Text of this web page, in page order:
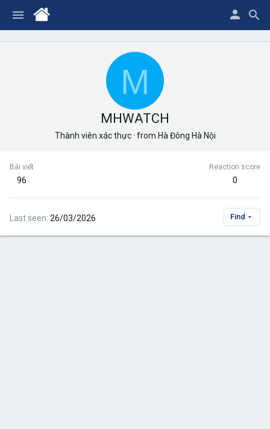
M
MHWATCH
Thành viên xác thực · from Hà Đông Hà Nội
Bài viết
96
Reaction score
0
Last seen 26/03/2026 Find